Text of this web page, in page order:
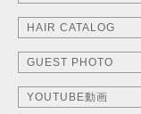
HAIR CATALOG
GUEST PHOTO
YOUTUBE動画